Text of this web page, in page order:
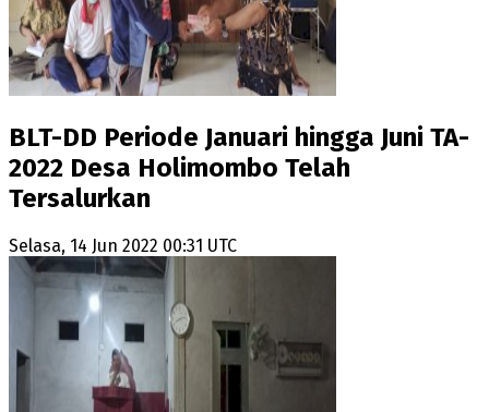
BLT-DD Periode Januari hingga Juni TA-
2022 Desa Holimombo Telah
Tersalurkan
Selasa, 14 Jun 2022 00:31 UTC